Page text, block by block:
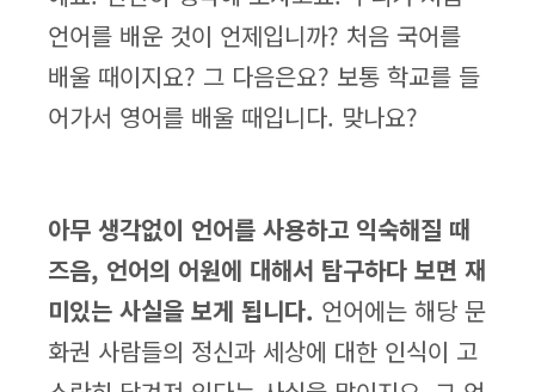
언어를 배운 것이 언제입니까? 처음 국어를
배울 때이지요? 그 다음은요? 보통 학교를 들
어가서 영어를 배울 때입니다. 맞나요?
아무 생각없이 언어를 사용하고 익숙해질 때
즈음, 언어의 어원에 대해서 탐구하다 보면 재
미있는 사실을 보게 됩니다. 언어에는 해당 문
화권 사람들의 정신과 세상에 대한 인식이 고